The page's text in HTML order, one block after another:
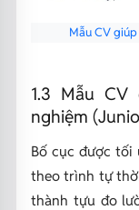
Mẫu CV
1.3 Mẫu
nghiệm
Bố cục được tối
theo trình tự
thành tựu đo